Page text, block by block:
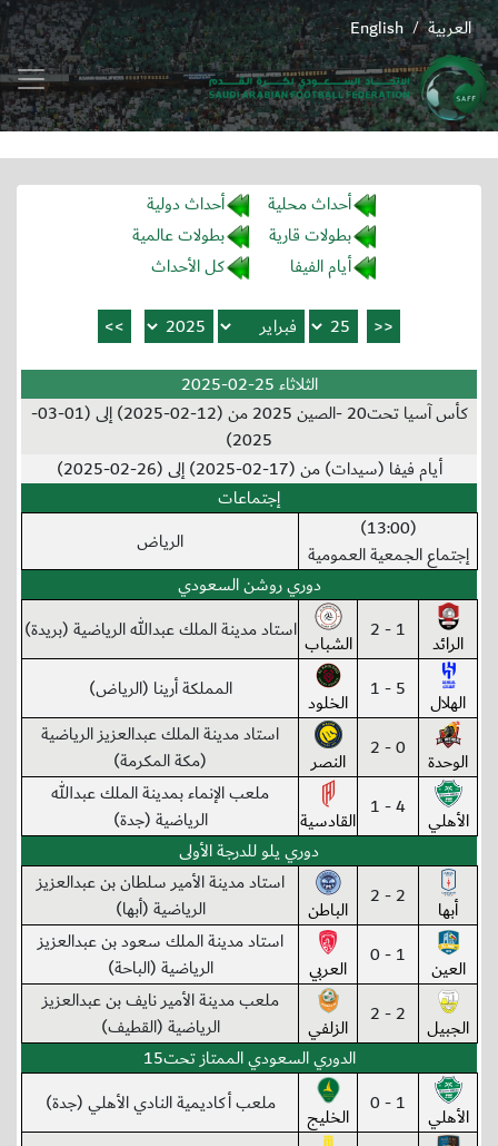
English / العربية
أحداث محلية
أحداث دولية
بطولات قارية
بطولات عالمية
أيام الفيفا
كل الأحداث
الثلاثاء 25-02-2025
كأس آسيا تحت20 -الصين 2025 من (12-02-2025) إلى (01-03-
2025)
أيام فيفا (سيدات) من (17-02-2025) إلى (26-02-2025)
إجتماعات
(13:00)
إجتماع الجمعية العمومية
الرياض
دوري روشن السعودي
الرائد 1 - 2 الشباب استاد مدينة الملك عبدالله الرياضية (بريدة)
الهلال 5 - 1 الخلود المملكة أرينا (الرياض)
الوحدة 0 - 2 النصر
استاد مدينة الملك عبدالعزيز الرياضية
(مكة المكرمة)
الأهلي 4 - 1 القادسية
ملعب الإنماء بمدينة الملك عبدالله
الرياضية (جدة)
دوري يلو للدرجة الأولى
أبها 2 - 2 الباطن
استاد مدينة الأمير سلطان بن عبدالعزيز
الرياضية (أبها)
العين 1 - 0 العربي
استاد مدينة الملك سعود بن عبدالعزيز
الرياضية (الباحة)
الجبيل 2 - 2 الزلفي
ملعب مدينة الأمير نايف بن عبدالعزيز
الرياضية (القطيف)
الدوري السعودي الممتاز تحت15
الأهلي 1 - 0 الخليج ملعب أكاديمية النادي الأهلي (جدة)